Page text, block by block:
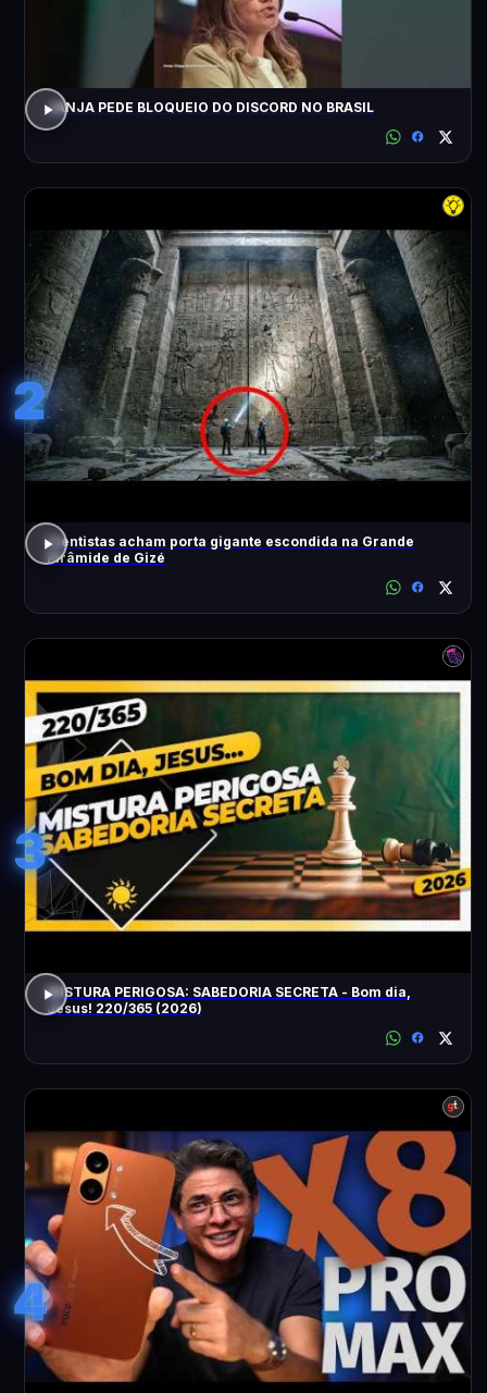
JANJA PEDE BLOQUEIO DO DISCORD NO BRASIL
2
Cientistas acham porta gigante escondida na Grande
Pirâmide de Gizé
3
MISTURA PERIGOSA: SABEDORIA SECRETA - Bom dia,
Jesus! 220/365 (2026)
4